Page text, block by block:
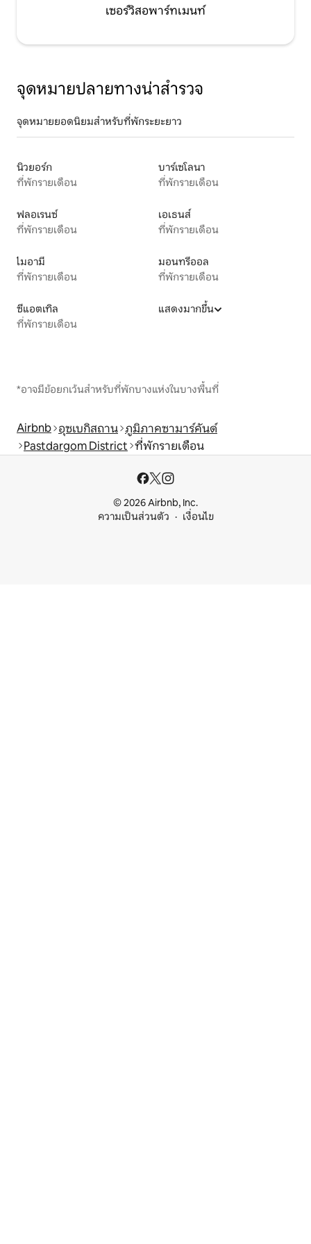
เซอร์วิสอพาร์ทเมนท์
จุดหมายปลายทางน่าสำรวจ
จุดหมายยอดนิยมสำหรับที่พักระยะยาว
นิวยอร์ก
ที่พักรายเดือน
บาร์เซโลนา
ที่พักรายเดือน
ฟลอเรนซ์
ที่พักรายเดือน
เอเธนส์
ที่พักรายเดือน
ไมอามี
ที่พักรายเดือน
มอนทรีออล
ที่พักรายเดือน
ซีแอตเทิล
ที่พักรายเดือน
แสดงมากขึ้น
*อาจมีข้อยกเว้นสำหรับที่พักบางแห่งในบางพื้นที่
Airbnb อุซเบกิสถาน ภูมิภาคซามาร์คันด์
Pastdargom District ที่พักรายเดือน
© 2026 Airbnb, Inc.
ความเป็นส่วนตัว
เงื่อนไข